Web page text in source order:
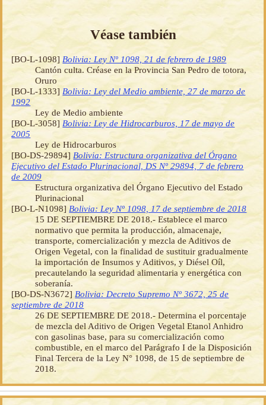
Véase también
[BO-L-1098]Bolivia: Ley Nº 1098, 21 de febrero de 1989
Cantón culta. Créase en la Provincia San Pedro de totora,
Oruro
[BO-L-1333]Bolivia: Ley del Medio ambiente, 27 de marzo de
1992
Ley de Medio ambiente
[BO-L-3058]Bolivia: Ley de Hidrocarburos, 17 de mayo de
2005
Ley de Hidrocarburos
[BO-DS-29894]Bolivia: Estructura organizativa del Órgano
Ejecutivo del Estado Plurinacional, DS Nº 29894, 7 de febrero
de 2009
Estructura organizativa del Órgano Ejecutivo del Estado
Plurinacional
[BO-L-N1098]Bolivia: Ley Nº 1098, 17 de septiembre de 2018
15 DE SEPTIEMBRE DE 2018.- Establece el marco
normativo que permita la producción, almacenaje,
transporte, comercialización y mezcla de Aditivos de
Origen Vegetal, con la finalidad de sustituir gradualmente
la importación de Insumos y Aditivos, y Diésel Oíl,
precautelando la seguridad alimentaria y energética con
soberanía.
[BO-DS-N3672]Bolivia: Decreto Supremo Nº 3672, 25 de
septiembre de 2018
26 DE SEPTIEMBRE DE 2018.- Determina el porcentaje
de mezcla del Aditivo de Origen Vegetal Etanol Anhidro
con gasolinas base, para su comercialización como
combustible, en el marco del Parágrafo I de la Disposición
Final Tercera de la Ley N° 1098, de 15 de septiembre de
2018.